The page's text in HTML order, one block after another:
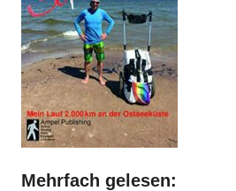
Mehrfach gelesen: